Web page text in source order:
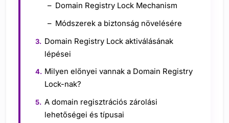
Domain Registry Lock Mechanism
Módszerek a biztonság növelésére
Domain Registry Lock aktiválásának
lépései
Milyen előnyei vannak a Domain Registry
Lock-nak?
A domain regisztrációs zárolási
lehetőségei és típusai